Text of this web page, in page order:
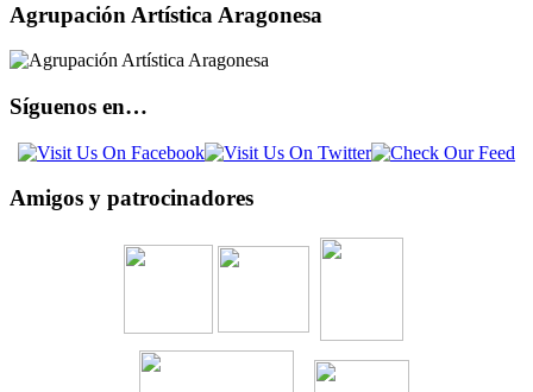
Agrupación Artística Aragonesa
Síguenos en…
Amigos y patrocinadores